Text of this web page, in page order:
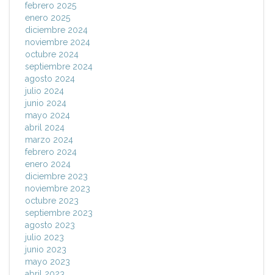
febrero 2025
enero 2025
diciembre 2024
noviembre 2024
octubre 2024
septiembre 2024
agosto 2024
julio 2024
junio 2024
mayo 2024
abril 2024
marzo 2024
febrero 2024
enero 2024
diciembre 2023
noviembre 2023
octubre 2023
septiembre 2023
agosto 2023
julio 2023
junio 2023
mayo 2023